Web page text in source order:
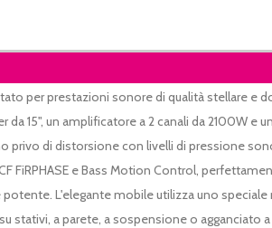
per prestazioni sonore di qualità stellare e
15", un amplificatore a 2 canali da 2100W e
privo di distorsione con livelli di pressione
FiRPHASE e Bass Motion Control,
L'elegante mobile utilizza uno
stativi, a parete, a sospensione o agganciato